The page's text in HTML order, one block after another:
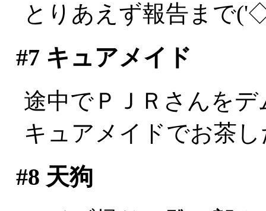
とりあえず報告まで
#7 キュアメイド
途中でＰＪＲさんを
キュアメイドでお茶
#8 天狗